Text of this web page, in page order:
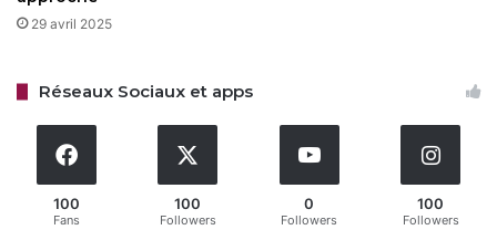
Copy URL
29 avril 2025
Réseaux Sociaux et apps
100
Fans
100
Followers
0
Followers
100
Followers